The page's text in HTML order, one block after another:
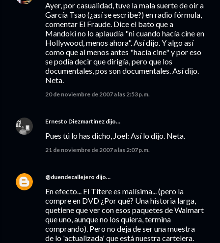
Ayer, por casualidad, tuve la mala suerte de oir a
García Tsao (¿así se escribe?) en radio fórmula,
comentar El Fraude. Dice el bato que a
Mandoki no lo aplaudía "ni cuando hacía cine en
Hollywood, menos ahora". Así dijo. Y algo así
como que al menos antes "hacía cine" y por eso
se podía decir que dirigía, pero que los
documentales, pos son documentales. Así dijo.
Neta.
20 de noviembre de 2007 a las 2:53 p.m.
Ernesto Diezmartínez dijo…
Pues tú lo has dicho, Joel: Así lo dijo. Neta.
21 de noviembre de 2007 a las 2:07 p.m.
@duendecallejero dijo…
En efecto... El Títere es malísima... (pero la
compre en DVD ¿Por qué? Una historia larga,
quetiene que ver con esos paquetes de Walmart
que uno, aunque no los quiera, termina
comprando). Pero no deja de ser una muestra
de lo 'actualizada' que está nuestra cartelera.